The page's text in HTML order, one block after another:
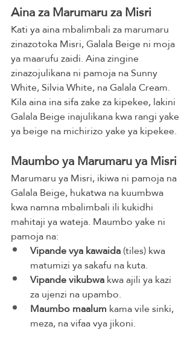
Aina za Marumaru za Misri
Kati ya aina mbalimbali za marumaru
zinazotoka Misri, Galala Beige ni moja
ya maarufu zaidi. Aina zingine
zinazojulikana ni pamoja na Sunny
White, Silvia White, na Galala Cream.
Kila aina ina sifa zake za kipekee, lakini
Galala Beige inajulikana kwa rangi yake
ya beige na michirizo yake ya kipekee.
Maumbo ya Marumaru ya Misri
Marumaru ya Misri, ikiwa ni pamoja na
Galala Beige, hukatwa na kuumbwa
kwa namna mbalimbali ili kukidhi
mahitaji ya wateja. Maumbo yake ni
pamoja na:
Vipande vya kawaida (tiles) kwa
matumizi ya sakafu na kuta.
Vipande vikubwa kwa ajili ya kazi
za ujenzi na upambo.
Maumbo maalum kama vile sinki,
meza, na vifaa vya jikoni.